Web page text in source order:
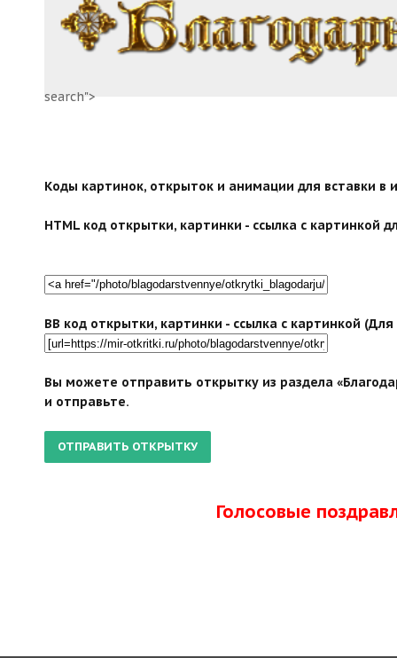
search">
Коды картинок, открыток и анимации для вставки в
HTML код открытки, картинки - ссылка с картинкой
BB код открытки, картинки - ссылка с картинкой
Вы можете отправить открытку из раздела
и отправьте.
Голосовые